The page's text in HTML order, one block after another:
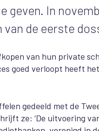
geven. In
de eerste
van hun private
goed verloopt heeft
gedeeld met de
ze: ‘De uitvoering